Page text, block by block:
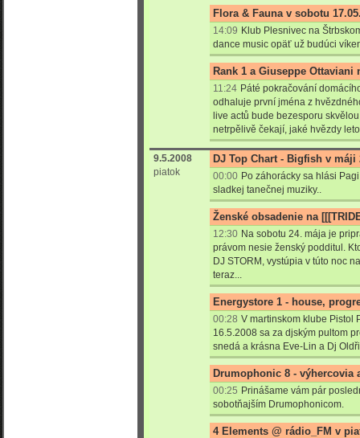
Flora & Fauna v sobotu
14:09 Klub Plesnivec na
dance music opäť už budúci
Rank 1 a Giuseppe Ottaviani
11:24 Páté pokračování
odhaluje první jména z
live actů bude bezesporu
netrpělivě čekají, jaké hvězdy
9.5.2008
piatok
DJ Top Chart - Bigfish v máji
00:00 Po záhorácky sa hlási
sladkej tanečnej muziky..
Ženské obsadenie na
12:30 Na sobotu 24. mája je
právom nesie ženský podditul.
DJ STORM, vystúpia v túto noc
teraz...
Energystore 1 - house,
00:28 V martinskom klube Pistol
16.5.2008 sa za djským pultom
snedá a krásna Eve-Lin a Dj
Drumophonic 8 - výhercovia
00:25 Prinášame vám pár
sobotňajším Drumophonicom.
4 Elements @ rádio_FM v